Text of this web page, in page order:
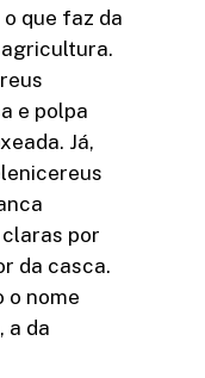
que faz da
e polpa
Já,
por
da casca.
o nome
a da